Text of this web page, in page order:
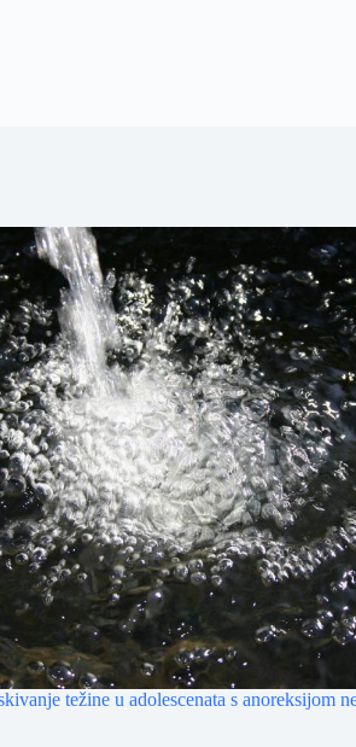
težine u adolescenata s anoreksijom